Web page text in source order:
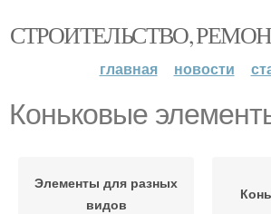
СТРОИТЕЛЬСТВО,
главная новости
Коньковые
Элементы для разных
видов